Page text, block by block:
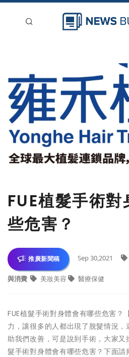
登入
刊登
FUE植髮手術
些危害？
推廣新聞稿 Sep 30,2021
與消費 美妝美容 醫療保健
FUE植髮手術對身體會有哪些危害？
力，讓很多的人都出現了脫髮情況
助我們改善，可是說到手術，大家又
髮手術對身體會有哪些危害？下面